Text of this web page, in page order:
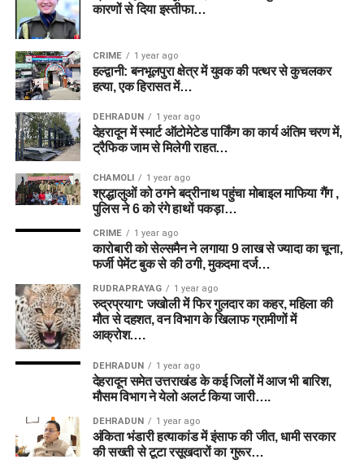
कारणों से दिया इस्तीफा…
CRIME 1 year ago
हल्द्वानी: बनभूलपुरा क्षेत्र में युवक की पत्थर से कुचलकर
हत्या, एक हिरासत में…
DEHRADUN 1 year ago
देहरादून में स्मार्ट ऑटोमेटेड पार्किंग का कार्य अंतिम चरण में,
ट्रैफिक जाम से मिलेगी राहत…
CHAMOLI 1 year ago
श्रद्धालुओं को ठगने बद्रीनाथ पहुंचा मोबाइल माफिया गैंग ,
पुलिस ने 6 को रंगे हाथों पकड़ा…
CRIME 1 year ago
कारोबारी को सेल्समैन ने लगाया 9 लाख से ज्यादा का चूना,
फर्जी पेमेंट बुक से की ठगी, मुकदमा दर्ज…
RUDRAPRAYAG 1 year ago
रुद्रप्रयाग: जखोली में फिर गुलदार का कहर, महिला की
मौत से दहशत, वन विभाग के खिलाफ ग्रामीणों में
आक्रोश….
DEHRADUN 1 year ago
देहरादून समेत उत्तराखंड के कई जिलों में आज भी बारिश,
मौसम विभाग ने येलो अलर्ट किया जारी….
DEHRADUN 1 year ago
अंकिता भंडारी हत्याकांड में इंसाफ की जीत, धामी सरकार
की सख्ती से टूटा रसूखदारों का गुरूर…